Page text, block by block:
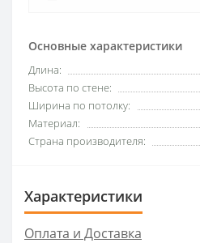
Основные характеристики
Длина:
Высота по стене:
Ширина по потолку:
Материал:
Страна производителя:
Характеристики
Оплата и Доставка